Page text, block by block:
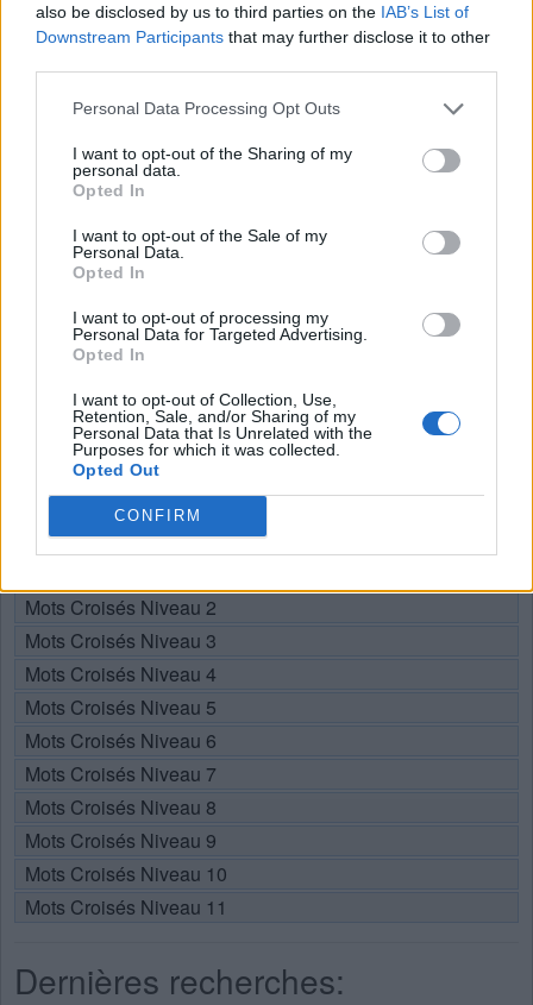
also be disclosed by us to third parties on the IAB’s List of
Downstream Participants that may further disclose it to other
Personal Data Processing Opt Outs
I want to opt-out of the Sharing of my
personal data.
Opted In
I want to opt-out of the Sale of my
Personal Data.
Opted In
I want to opt-out of processing my
Personal Data for Targeted Advertising.
Opted In
I want to opt-out of Collection, Use,
Retention, Sale, and/or Sharing of my
Personal Data that Is Unrelated with the
Purposes for which it was collected.
Opted Out
CONFIRM
Recherche par lettres. Entrez
toutes les lettres du puzzle:
puzzle:
Chercher
Sélectionnez votre puzzle:
Puzzle introuvable.
Choisissez votre niveau:
Mots Croisés Niveau 2
Mots Croisés Niveau 3
Mots Croisés Niveau 4
Mots Croisés Niveau 5
Mots Croisés Niveau 6
Mots Croisés Niveau 7
Mots Croisés Niveau 8
Mots Croisés Niveau 9
Mots Croisés Niveau 10
Mots Croisés Niveau 11
Dernières recherches: